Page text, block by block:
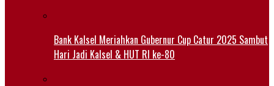
Bank Kalsel Meriahkan Gubernur Cup Catur 2025 Sambut
Hari Jadi Kalsel & HUT RI ke-80